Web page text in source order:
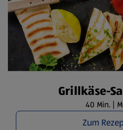
Grillkäse-
40 Min. |
Zum